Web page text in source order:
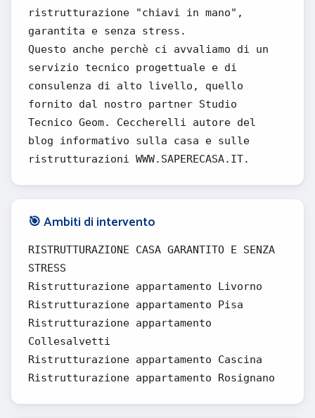
ristrutturazione "chiavi in mano",
garantita e senza stress.
Questo anche perchè ci avvaliamo di un
servizio tecnico progettuale e di
consulenza di alto livello, quello
fornito dal nostro partner Studio
Tecnico Geom. Ceccherelli autore del
blog informativo sulla casa e sulle
ristrutturazioni WWW.SAPERECASA.IT.
🎯 Ambiti di intervento
RISTRUTTURAZIONE CASA GARANTITO E SENZA
STRESS
Ristrutturazione appartamento Livorno
Ristrutturazione appartamento Pisa
Ristrutturazione appartamento
Collesalvetti
Ristrutturazione appartamento Cascina
Ristrutturazione appartamento Rosignano